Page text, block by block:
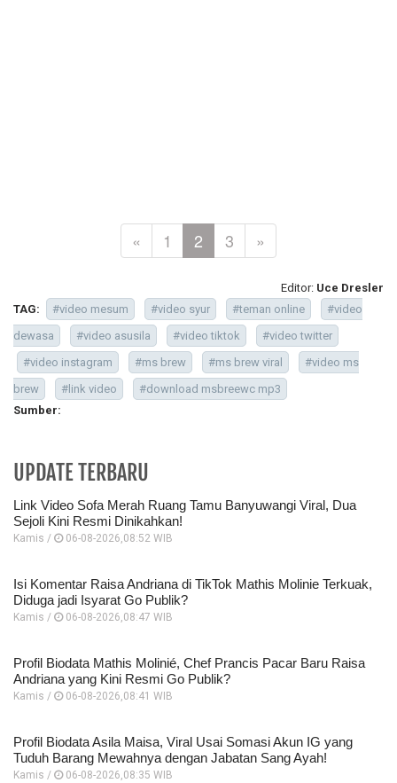
« 1 2 3 »
Editor: Uce Dresler
TAG:
#video mesum #video syur #teman online
#video
dewasa
#video asusila #video tiktok
#video twitter
#video instagram
#ms brew #ms brew viral
#video ms
brew
#link video
#download msbreewc mp3
Sumber:
UPDATE TERBARU
Link Video Sofa Merah Ruang Tamu Banyuwangi Viral, Dua
Sejoli Kini Resmi Dinikahkan!
Kamis / 06-08-2026,08:52 WIB
Isi Komentar Raisa Andriana di TikTok Mathis Molinie Terkuak,
Diduga jadi Isyarat Go Publik?
Kamis / 06-08-2026,08:47 WIB
Profil Biodata Mathis Molinié, Chef Prancis Pacar Baru Raisa
Andriana yang Kini Resmi Go Publik?
Kamis / 06-08-2026,08:41 WIB
Profil Biodata Asila Maisa, Viral Usai Somasi Akun IG yang
Tuduh Barang Mewahnya dengan Jabatan Sang Ayah!
Kamis / 06-08-2026,08:35 WIB